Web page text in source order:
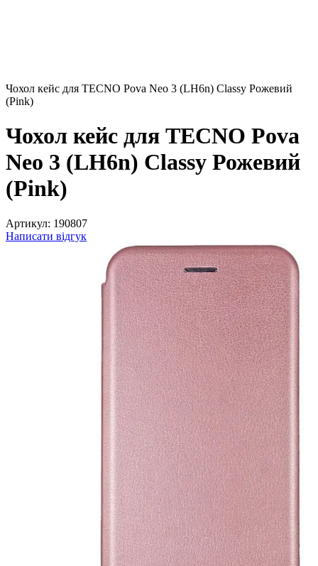
Чохол кейс для TECNO Pova Neo 3 (LH6n) Classy Рожевий
(Pink)
Чохол кейс для TECNO Pova
Neo 3 (LH6n) Classy Рожевий
(Pink)
Артикул: 190807
Написати відгук